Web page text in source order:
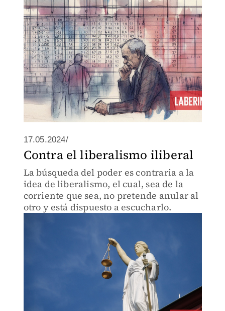
17.05.2024/
Contra el liberalismo iliberal
La búsqueda del poder es contraria a la
idea de liberalismo, el cual, sea de la
corriente que sea, no pretende anular al
otro y está dispuesto a escucharlo.